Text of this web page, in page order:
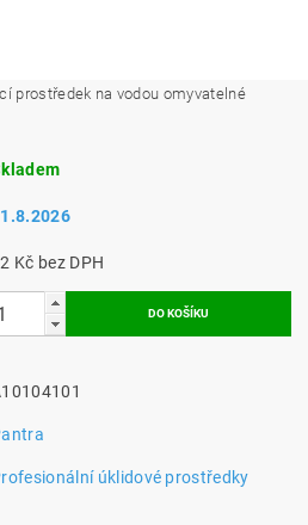
prostředek na vodou omyvatelné
82 Kč bez DPH
úklidové prostředky